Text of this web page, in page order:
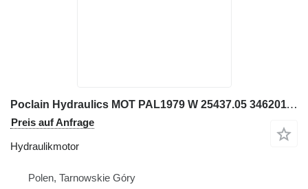
Poclain Hydraulics MOT PAL1979 W 25437.05 3462011000 Hydraulikmotor für Bagger
Preis auf Anfrage
Hydraulikmotor
Polen, Tarnowskie Góry